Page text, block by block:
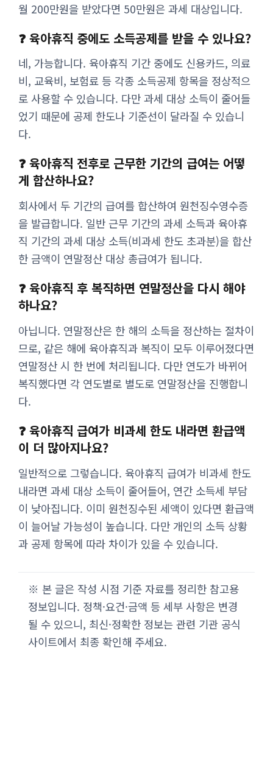
월 200만원을 받았다면 50만원은 과세 대상입니다.
❓ 육아휴직 중에도 소득공제를 받을 수 있나요?
네, 가능합니다. 육아휴직 기간 중에도 신용카드, 의료
비, 교육비, 보험료 등 각종 소득공제 항목을 정상적으
로 사용할 수 있습니다. 다만 과세 대상 소득이 줄어들
었기 때문에 공제 한도나 기준선이 달라질 수 있습니
다.
❓ 육아휴직 전후로 근무한 기간의 급여는 어떻
게 합산하나요?
회사에서 두 기간의 급여를 합산하여 원천징수영수증
을 발급합니다. 일반 근무 기간의 과세 소득과 육아휴
직 기간의 과세 대상 소득(비과세 한도 초과분)을 합산
한 금액이 연말정산 대상 총급여가 됩니다.
❓ 육아휴직 후 복직하면 연말정산을 다시 해야
하나요?
아닙니다. 연말정산은 한 해의 소득을 정산하는 절차이
므로, 같은 해에 육아휴직과 복직이 모두 이루어졌다면
연말정산 시 한 번에 처리됩니다. 다만 연도가 바뀌어
복직했다면 각 연도별로 별도로 연말정산을 진행합니
다.
❓ 육아휴직 급여가 비과세 한도 내라면 환급액
이 더 많아지나요?
일반적으로 그렇습니다. 육아휴직 급여가 비과세 한도
내라면 과세 대상 소득이 줄어들어, 연간 소득세 부담
이 낮아집니다. 이미 원천징수된 세액이 있다면 환급액
이 늘어날 가능성이 높습니다. 다만 개인의 소득 상황
과 공제 항목에 따라 차이가 있을 수 있습니다.
※ 본 글은 작성 시점 기준 자료를 정리한 참고용
정보입니다. 정책·요건·금액 등 세부 사항은 변경
될 수 있으니, 최신·정확한 정보는 관련 기관 공식
사이트에서 최종 확인해 주세요.